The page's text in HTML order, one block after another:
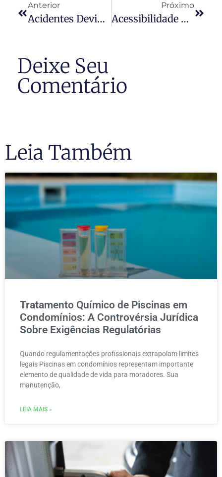
Anterior
Acidentes Devido A Problemas Estruturais: De Quem É A Responsabilidade?
Próximo
Acessibilidade Nos Condomínios
Deixe Seu
Comentário
Leia Também
Tratamento Químico de Piscinas em
Condomínios: A Controvérsia Jurídica
Sobre Exigências Regulatórias
Quando regulamentações profissionais extrapolam limites
legais Piscinas em condomínios representam importante
elemento de qualidade de vida para moradores. Sua
manutenção,
LEIA MAIS »